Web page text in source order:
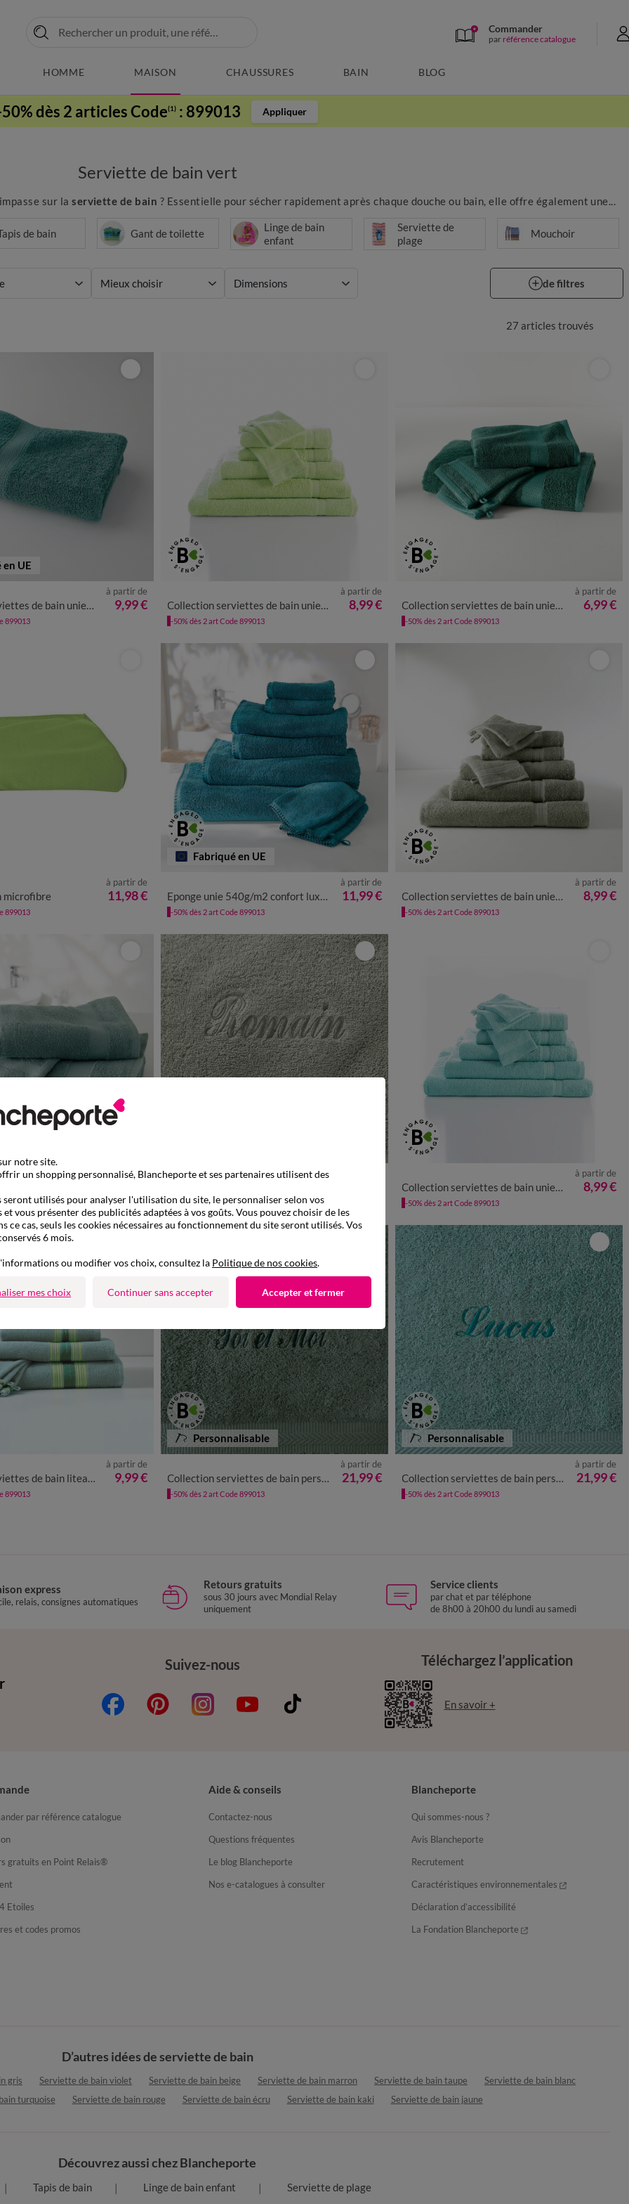
Commander
par référence catalogue
HOMME MAISON CHAUSSURES BAIN BLOG
dès 2 articles Code(1) : 899013 Appliquer
Serviette de bain vert
sur laserviette de bain ? Essentielle pour sécher rapidement après chaque douche ou bain, elle offre également une...
de bain Gant de toilette
Linge de bain
enfant
Serviette de
plage
Mouchoir
Mieux choisir Dimensions de filtres
27 articles trouvés
UE
unies - confort luxe 540g/m²
à partir de
9,99 €
899013
Collection serviettes de bain unies - confort moelleux 420 g/m²
à partir de
8,99 €
-50% dès 2 art Code 899013
Collection serviettes de bain unies - coton modal 500 g/m²
à partir de
6,99 €
-50% dès 2 art Code 899013
microfibre
à partir de
11,98 €
899013
Fabriqué en UE
Eponge unie 540g/m2 confort luxe finition point de cheval
à partir de
11,99 €
-50% dès 2 art Code 899013
Collection serviettes de bain unies - confort moelleux 420 g/m²
à partir de
8,99 €
-50% dès 2 art Code 899013
coton - 350g/m²
à partir de
899013 -50% dès 2 art Code 899013
Collection serviettes de bain unies - confort moelleux 420 g/m²
à partir de
8,99 €
-50% dès 2 art Code 899013
bayadères - éponge bouclette 420 gr/m²
à partir de
9,99 €
899013
Personnalisable
Collection serviettes de bain personnalisées - confort moelleux 420 g/m²
à partir de
21,99 €
-50% dès 2 art Code 899013
Personnalisable
Collection serviettes de bain personnalisées - confort moelleux 420 g/m²
à partir de
21,99 €
-50% dès 2 art Code 899013
express
relais, consignes automatiques
Retours gratuits
sous 30 jours avec Mondial Relay
uniquement
Service clients
par chat et par téléphone
de 8h00 à 20h00 du lundi au samedi
Suivez-nous Téléchargez l’application
En savoir +
par référence catalogue
gratuits en Point Relais®
Etoiles
et codes promos
Aide & conseils
Contactez-nous
Questions fréquentes
Le blog Blancheporte
Nos e-catalogues à consulter
Blancheporte
Qui sommes-nous ?
Avis Blancheporte
Recrutement
Caractéristiques environnementales
Déclaration d’accessibilité
La Fondation Blancheporte
D’autres idées de serviette de bain
gris Serviette de bain violet Serviette de bain beige Serviette de bain marron Serviette de bain taupe
Serviette de bain blanc
turquoise Serviette de bain rouge Serviette de bain écru Serviette de bain kaki Serviette de bain jaune
Découvrez aussi chez Blancheporte
Tapis de bain Linge de bain enfant Serviette de plage
notre site.
un shopping personnalisé, Blancheporte et ses partenaires utilisent des
seront utilisés pour analyser l'utilisation du site, le personnaliser selon vos
et vous présenter des publicités adaptées à vos goûts. Vous pouvez choisir de les
ce cas, seuls les cookies nécessaires au fonctionnement du site seront utilisés. Vos
6 mois.
ou modifier vos choix, consultez la Politique de nos cookies.
mes choix Continuer sans accepter Accepter et fermer